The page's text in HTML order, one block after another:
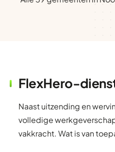
FlexHero-
Naast uitzending en
volledige
vakkracht. Wat is van